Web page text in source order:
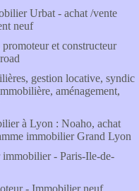
Urbat - achat /vente
neuf
et constructeur
gestion locative, syndic
aménagement,
à Lyon : Noaho, achat
immobilier Grand Lyon
- Paris-Ile-de-
- Immobilier neuf